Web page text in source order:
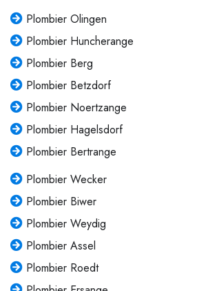
Plombier Olingen
Plombier Huncherange
Plombier Berg
Plombier Betzdorf
Plombier Noertzange
Plombier Hagelsdorf
Plombier Bertrange
Plombier Wecker
Plombier Biwer
Plombier Weydig
Plombier Assel
Plombier Roedt